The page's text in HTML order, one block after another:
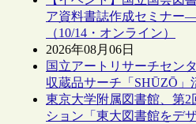
ア資料書誌作成セミナー
（10/14・オンライン）
2026年08月06日
国立アートリサーチセン
収蔵品サーチ「SHŪZŌ
東京大学附属図書館、第
ション「東大図書館をデ